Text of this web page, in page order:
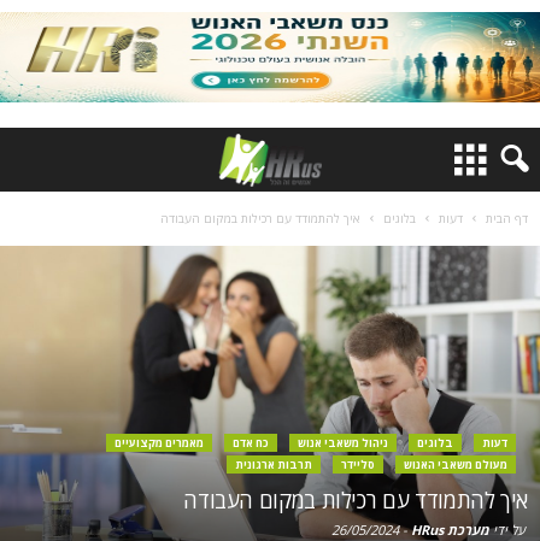
דף הבית דעות בלוגים איך להתמודד עם רכילות במקום העבודה
דעות בלוגים ניהול משאבי אנוש כח אדם
מאמרים מקצועיים
מעולם משאבי האנוש
סליידר תרבות ארגונית
איך להתמודד עם רכילות במקום העבודה
על ידימערכת HRus -
26/05/2024